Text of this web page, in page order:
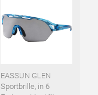
EASSUN GLEN
Sportbrille, in 6